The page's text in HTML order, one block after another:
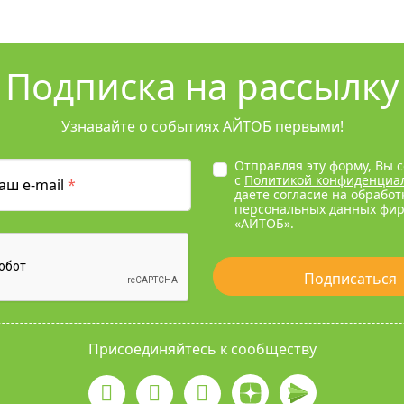
Подписка на рассылку
Узнавайте о событиях АЙТОБ первыми!
e-mail *
Отправляя эту форму, Вы
с Политикой
даете согласие на
персональных данных
«АЙТОБ».
Подписаться
Присоединяйтесь к сообществу